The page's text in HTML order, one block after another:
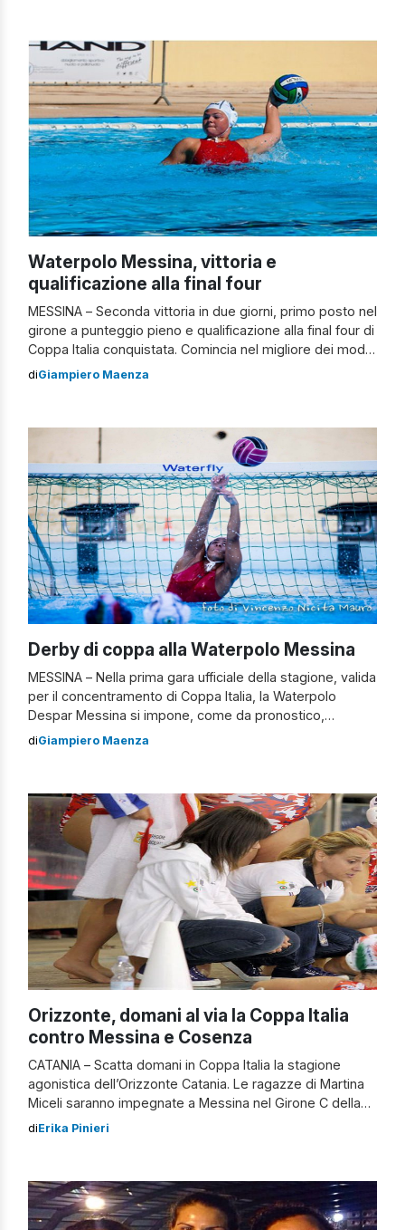
tanto da essere da molti accreditata come […]
Waterpolo Messina, vittoria e
qualificazione alla final four
MESSINA – Seconda vittoria in due giorni, primo posto nel
girone a punteggio pieno e qualificazione alla final four di
Coppa Italia conquistata. Comincia nel migliore dei modi
la stagione della Waterpolo Despar Messina, che dopo
devastante delle […]
diGiampiero Maenza
Derby di coppa alla Waterpolo Messina
MESSINA – Nella prima gara ufficiale della stagione, valida
per il concentramento di Coppa Italia, la Waterpolo
Despar Messina si impone, come da pronostico,
sull’Orizzonte Catania per 12-4. Netta la disparità di forze
specialmente in difesa, dove ha brillato […]
diGiampiero Maenza
Orizzonte, domani al via la Coppa Italia
contro Messina e Cosenza
CATANIA – Scatta domani in Coppa Italia la stagione
agonistica dell’Orizzonte Catania. Le ragazze di Martina
Miceli saranno impegnate a Messina nel Girone C della
competizione tricolore contro le padrone di casa della
condizioni della rosa […]
diErika Pinieri